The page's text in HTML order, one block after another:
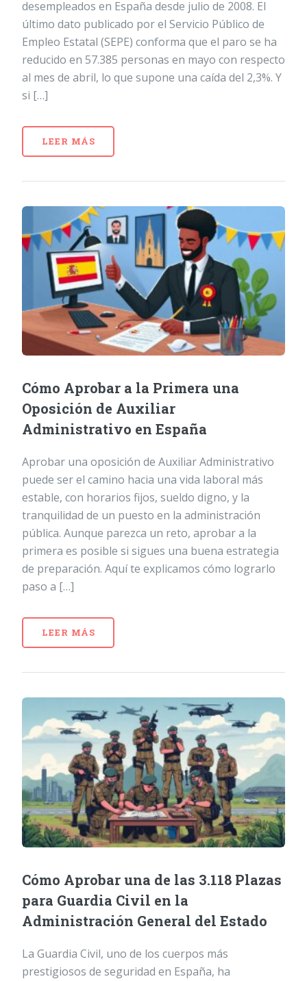
desempleados en España desde julio de 2008. El
último dato publicado por el Servicio Público de
Empleo Estatal (SEPE) conforma que el paro se ha
reducido en 57.385 personas en mayo con respecto
al mes de abril, lo que supone una caída del 2,3%. Y
si […]
LEER MÁS
Cómo Aprobar a la Primera una
Oposición de Auxiliar
Administrativo en España
Aprobar una oposición de Auxiliar Administrativo
puede ser el camino hacia una vida laboral más
estable, con horarios fijos, sueldo digno, y la
tranquilidad de un puesto en la administración
pública. Aunque parezca un reto, aprobar a la
primera es posible si sigues una buena estrategia
de preparación. Aquí te explicamos cómo lograrlo
paso a […]
LEER MÁS
Cómo Aprobar una de las 3.118 Plazas
para Guardia Civil en la
Administración General del Estado
La Guardia Civil, uno de los cuerpos más
prestigiosos de seguridad en España, ha